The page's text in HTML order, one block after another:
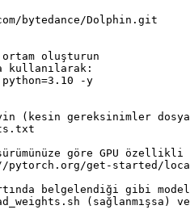
bytedance/Dolphin.git
oluşturun
kullanılarak:
-y
(kesin gereksinimler
göre GPU
pytorch.org/get-started/
belgelendiği gibi
(sağlanmışsa)